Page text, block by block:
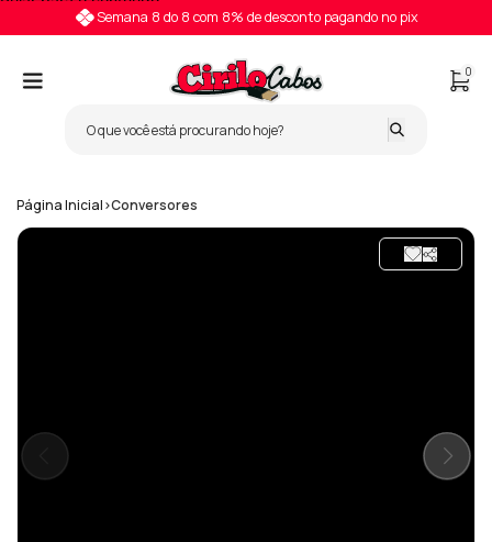
Semana 8 do 8 com 8% de desconto pagando no pix
0
Página Inicial>Conversores